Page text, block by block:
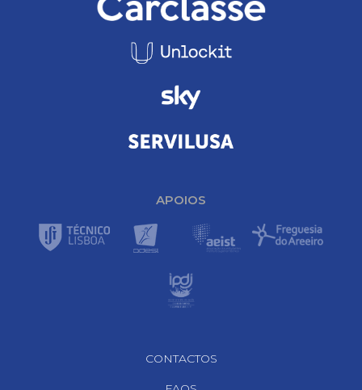
APOIOS
CONTACTOS